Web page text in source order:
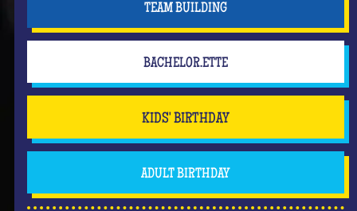
TEAM BUILDING
BACHELOR.ETTE
KIDS' BIRTHDAY
ADULT BIRTHDAY